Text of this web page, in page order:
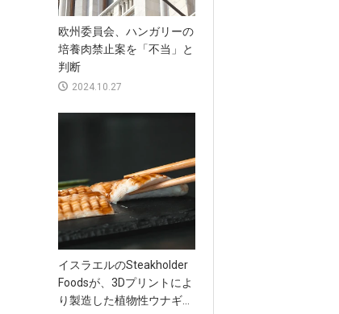
欧州委員会、ハンガリーの
培養肉禁止案を「不当」と
判断
2024.10.27
イスラエルのSteakholder
Foodsが、3Dプリントによ
り製造した植物性ウナギ...